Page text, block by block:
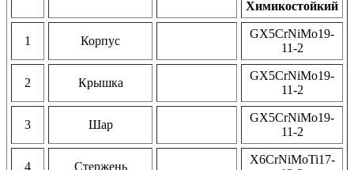
Химикостойкий
1 Корпус
GX5CrNiMo19-
11-2
2 Крышка
GX5CrNiMo19-
11-2
3 Шар
GX5CrNiMo19-
11-2
4 Стержень
X6CrNiMoTi17-